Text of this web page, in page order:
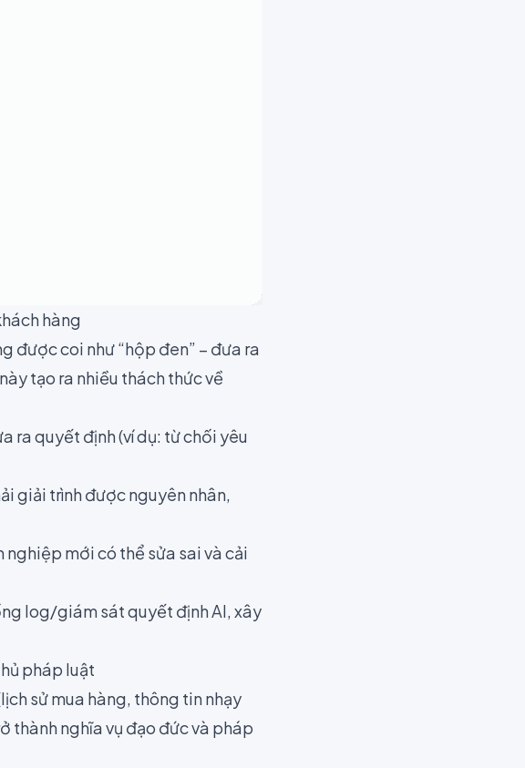
hàng
được coi như “hộp đen” – đưa ra
tạo ra nhiều thách thức về
ra quyết định (ví dụ: từ chối yêu
giải trình được nguyên nhân,
nghiệp mới có thể sửa sai và cải
log/giám sát quyết định AI, xây
pháp luật
sử mua hàng, thông tin nhạy
thành nghĩa vụ đạo đức và pháp